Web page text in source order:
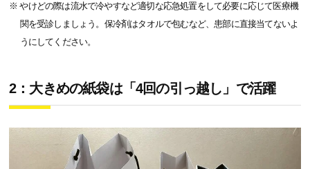
※ やけどの際は流水で冷やすなど適切な応急処置をして必要に応じて医療機
関を受診しましょう。保冷剤はタオルで包むなど、患部に直接当てないよ
うにしてください。
2：大きめの紙袋は「4回の引っ越し」で活躍